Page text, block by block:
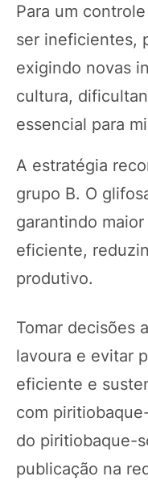
Para um
ser ineficientes,
exigindo novas
cultura,
essencial para
A estratégia
grupo B. O
garantindo
eficiente,
produtivo.
Tomar decisões
lavoura e evitar
eficiente e
com
do piritiobaque-
publicação na